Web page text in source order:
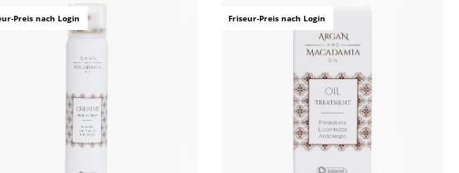
Preis nach Login Friseur-Preis nach Login